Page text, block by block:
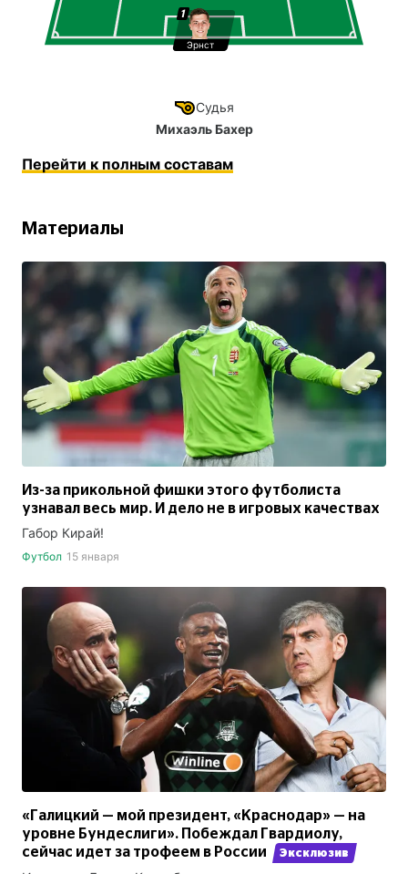
1
Эрнст
Судья
Михаэль Бахер
Перейти к полным составам
Материалы
Из-за прикольной фишки этого футболиста
узнавал весь мир. И дело не в игровых качествах
Габор Кирай!
Футбол 15 января
«Галицкий — мой президент, «Краснодар» — на
уровне Бундеслиги». Побеждал Гвардиолу,
сейчас идет за трофеем в России
Эксклюзив